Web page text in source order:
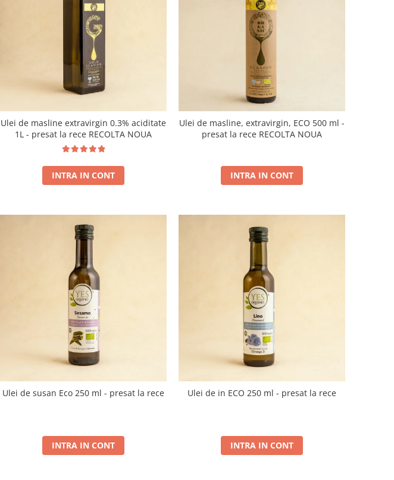
Ulei de masline extravirgin 0.3% aciditate
1L - presat la rece RECOLTA NOUA
INTRA IN CONT
Ulei de masline, extravirgin, ECO 500 ml -
presat la rece RECOLTA NOUA
INTRA IN CONT
Ulei de susan Eco 250 ml - presat la rece
INTRA IN CONT
Ulei de in ECO 250 ml - presat la rece
INTRA IN CONT